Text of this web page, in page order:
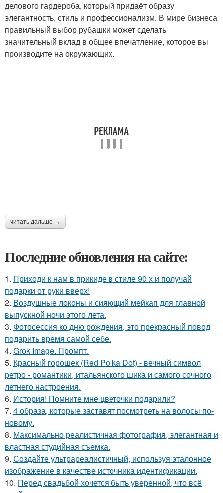
делового гардероба, который придаёт образу
элегантность, стиль и профессионализм. В мире бизнеса
правильный выбор рубашки может сделать
значительный вклад в общее впечатление, которое вы
производите на окружающих.
читать дальше →
Последние обновления на сайте:
1. Приходи к нам в прикиде в стиле 90 х и получай
подарки от руки вверх!
2. Воздушные локоны и сияющий мейкап для главной
выпускной ночи этого лета.
3. Фотосессия ко дню рождения, это прекрасный повод
подарить время самой себе.
4. Grok Image. Промпт.
5. Красный горошек (Red Polka Dot) - вечный символ
ретро - романтики, итальянского шика и самого сочного
летнего настроения.
6. История! Помните мне цветочки подарили?
7. 4 образа, которые заставят посмотреть на волосы по-
новому.
8. Максимально реалистичная фотография, элегантная и
властная студийная съемка.
9. Создайте ультрареалистичный, используя эталонное
изображение в качестве источника идентификации.
10. Перед свадьбой хочется быть уверенной, что всё